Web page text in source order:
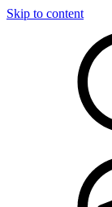
Skip to content